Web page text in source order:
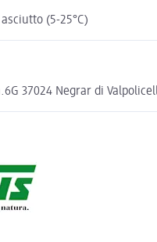
(5-25°C)
37024 Negrar di